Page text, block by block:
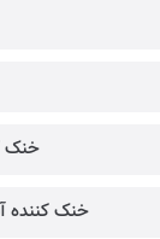
خنک
خنک کننده